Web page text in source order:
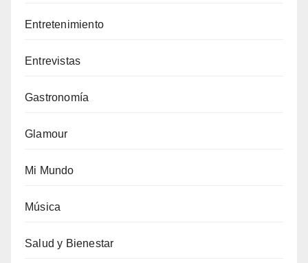
Entretenimiento
Entrevistas
Gastronomía
Glamour
Mi Mundo
Música
Salud y Bienestar